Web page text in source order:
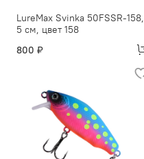
LureMax Svinka 50FSSR-158,
5 см, цвет 158
800 ₽